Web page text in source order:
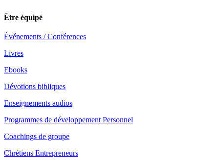
Être équipé
Événements / Conférences
Livres
Ebooks
Dévotions bibliques
Enseignements audios
Programmes de développement Personnel
Coachings de groupe
Chrétiens Entrepreneurs